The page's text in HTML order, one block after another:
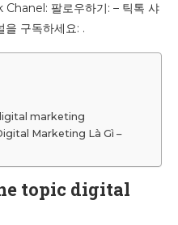
Chanel: 팔로우하기: – 틱톡 샤
을 구독하세요: .
marketing
Marketing Là Gì –
topic digital